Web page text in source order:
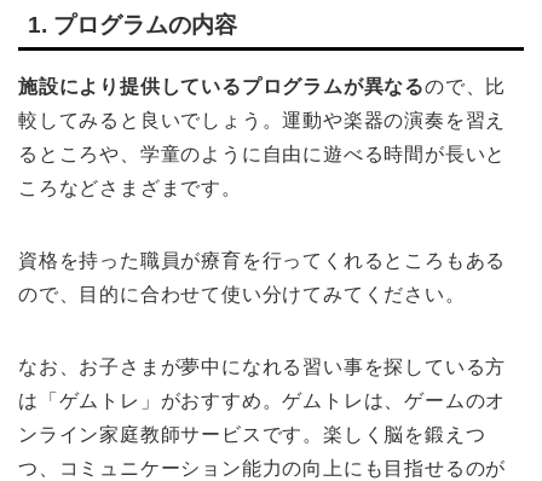
1. プログラムの内容
施設により提供しているプログラムが異なるので、比
較してみると良いでしょう。運動や楽器の演奏を習え
るところや、学童のように自由に遊べる時間が長いと
ころなどさまざまです。
資格を持った職員が療育を行ってくれるところもある
ので、目的に合わせて使い分けてみてください。
なお、お子さまが夢中になれる習い事を探している方
は「ゲムトレ」がおすすめ。ゲムトレは、ゲームのオ
ンライン家庭教師サービスです。楽しく脳を鍛えつ
つ、コミュニケーション能力の向上にも目指せるのが